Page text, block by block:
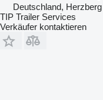
Deutschland, Herzberg
TIP Trailer Services
Verkäufer kontaktieren